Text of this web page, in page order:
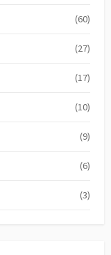
(60)
(27)
(17)
(10)
(9)
(6)
(3)